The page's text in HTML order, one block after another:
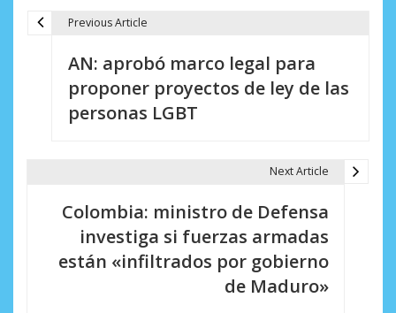
Previous Article
AN: aprobó marco legal para
proponer proyectos de ley de las
personas LGBT
Next Article
Colombia: ministro de Defensa
investiga si fuerzas armadas
están «infiltrados por gobierno
de Maduro»